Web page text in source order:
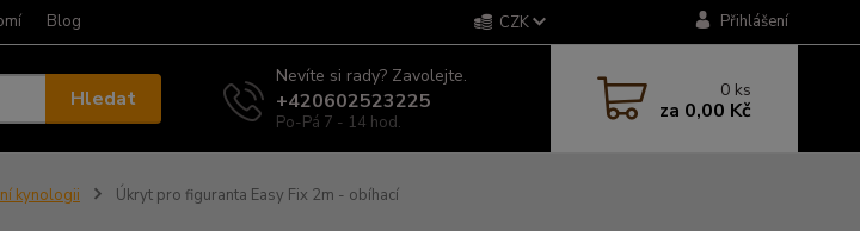
Blog CZK Přihlášení
Hledat
Nevíte si rady? Zavolejte.
+420602523225
Po-Pá 7 - 14 hod.
0 ks
za 0,00 Kč
kynologii Úkryt pro figuranta Easy Fix 2m - obíhací